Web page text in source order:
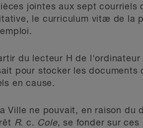
jointes aux sept courriels
le curriculum vitæ de la
du lecteur H de
pour stocker les documents
en cause.
Ville ne pouvait, en raison du
R.c. Cole, se fonder sur